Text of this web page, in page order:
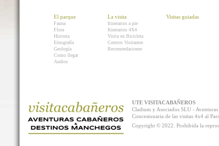
El parque
Fauna
Flora
Historia
Etnografía
Geología
Como llegar
Audios
La visita
Itinerarios a pie
Itinerarios 4X4
Visita en Bicicleta
Centros Visitantes
Recomendaciones
Visitas guiadas
UTE VISITACABAÑEROS
Cladium y Asociados SLU -
Concesionaria de las visitas 4x4 al
Copyright © 2022. Prohibida la